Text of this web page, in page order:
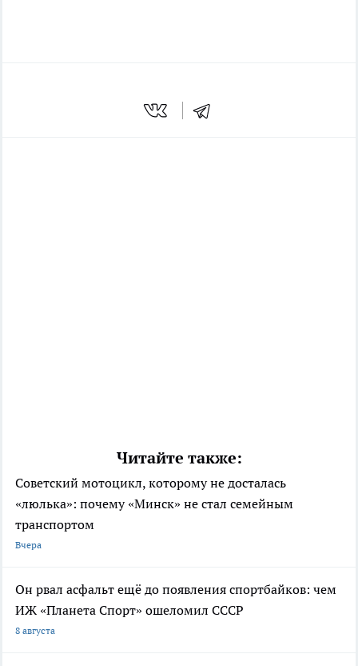
Читайте также:
Советский мотоцикл, которому не досталась
«люлька»: почему «Минск» не стал семейным
транспортом
Вчера
Он рвал асфальт ещё до появления спортбайков: чем
ИЖ «Планета Спорт» ошеломил СССР
8 августа